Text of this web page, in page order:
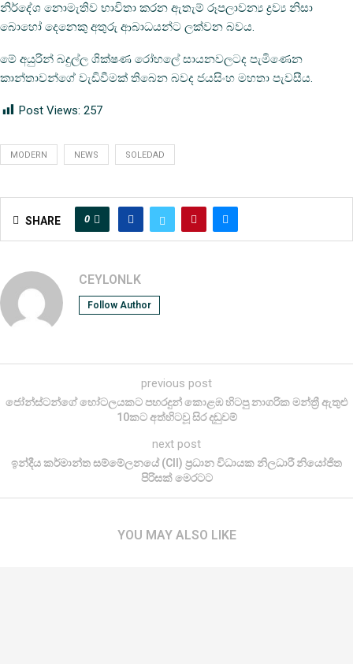
නිර්දේශ නොමැතිව භාවිතා කරන ඇතැම් රූපලාවන්‍ය ද්‍රව්‍ය නිසා
බොහෝ දෙනෙකු අතුරු ආබාධයන්ට ලක්වන බවය.
මේ අයුරින් බදුල්ල ශික්ෂණ රෝහලේ සායනවලටද පැමිණෙන
කාන්තාවන්ගේ වැඩිවීමක් තිබෙන බවද ජයසිංහ මහතා පැවසීය.
Post Views: 257
MODERN NEWS SOLEDAD
SHARE 0
CEYLONLK
Follow Author
previous post
ජෝන්ස්ටන්ගේ හෝටලයකට පහරදුන් කොළඹ හිටපු නාගරික මන්ත්‍රී ඇතුළු
10කට අත්හිටවූ සිර දඬුවම්
next post
ඉන්දීය කර්මාන්ත සම්මේලනයේ (CII) ප්‍රධාන විධායක නිලධාරී නියෝජිත
පිරිසක් මෙරටට
YOU MAY ALSO LIKE